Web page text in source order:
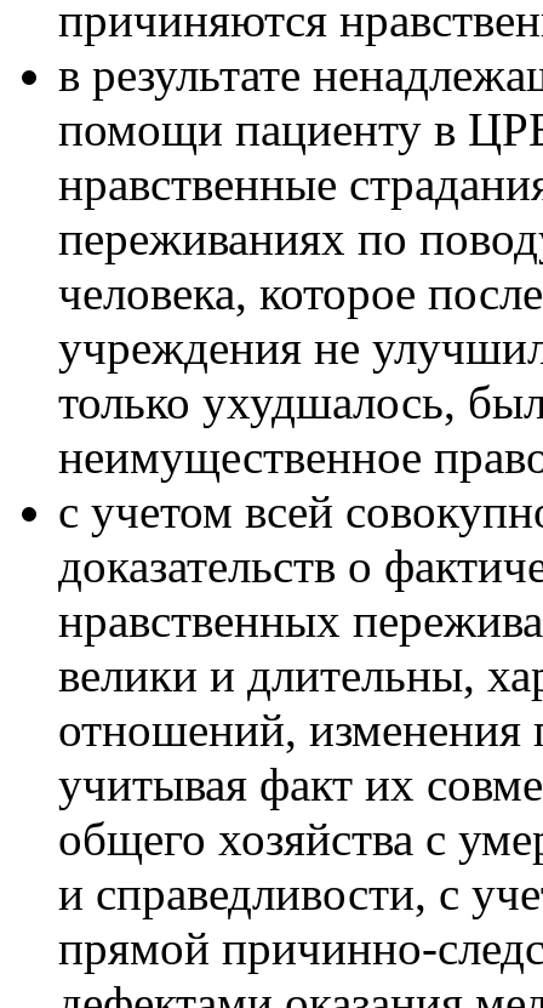
причиняются
в результате
помощи пациенту в
нравственные
переживаниях по
человека, которое
учреждения не
только ухудшалось,
неимущественное
с учетом всей
доказательств о
нравственных
велики и длительны,
отношений, изменения
учитывая факт их
общего хозяйства с
и справедливости, с
прямой причинно-